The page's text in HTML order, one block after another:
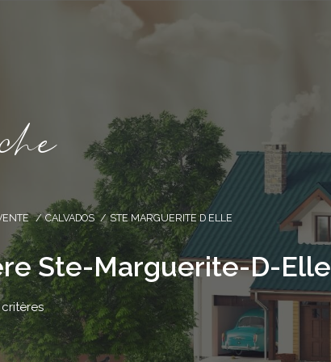
ce
CALVADOS STE MARGUERITE D ELLE
Ste-Marguerite-D-Elle